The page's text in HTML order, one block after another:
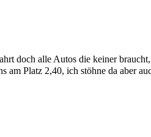
doch alle Autos die keiner
Platz 2,40, ich stöhne da aber